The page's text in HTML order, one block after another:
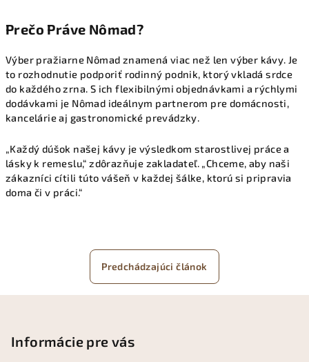
Prečo Práve Nômad?
Výber pražiarne Nômad znamená viac než len výber kávy. Je
to rozhodnutie podporiť rodinný podnik, ktorý vkladá srdce
do každého zrna. S ich flexibilnými objednávkami a rýchlymi
dodávkami je Nômad ideálnym partnerom pre domácnosti,
kancelárie aj gastronomické prevádzky.
„Každý dúšok našej kávy je výsledkom starostlivej práce a
lásky k remeslu,“ zdôrazňuje zakladateľ. „Chceme, aby naši
zákazníci cítili túto vášeň v každej šálke, ktorú si pripravia
doma či v práci.“
Predchádzajúci článok
Informácie pre vás